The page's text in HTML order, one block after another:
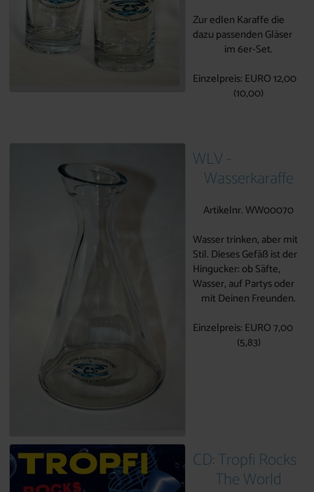
Zur edlen Karaffe die
dazu passenden Gläser
im 6er-Set.
Einzelpreis: EURO 12,00
(10,00)
WLV -
Wasserkaraffe
Artikelnr. WW00070
Wasser trinken, aber mit
Stil. Dieses Gefäß ist der
Hingucker: ob Säfte,
Wasser, auf Partys oder
mit Deinen Freunden.
Einzelpreis: EURO 7,00
(5,83)
CD: Tropfi Rocks
The World